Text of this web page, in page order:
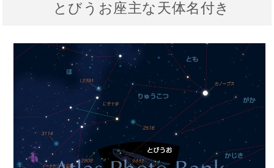
とびうお座主な天体名付き